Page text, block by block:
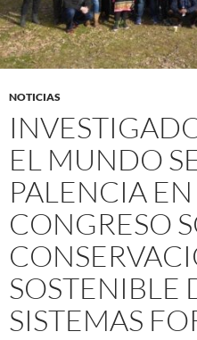
NOTICIAS
EL MUNDO
PALENCIA
CONGRESO
SOSTENIBLE
SISTEMAS